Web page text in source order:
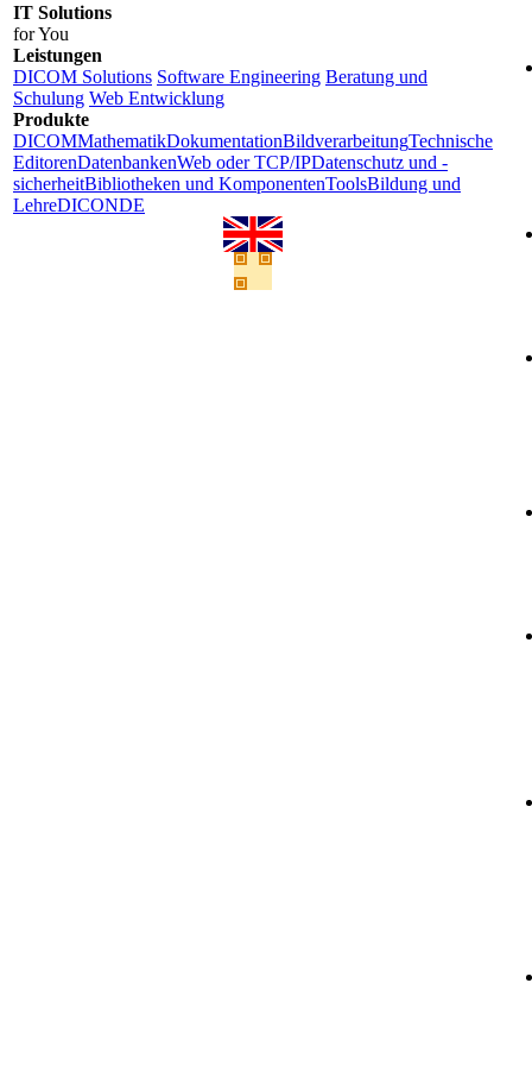
IT Solutions
for You
Leistungen
DICOM Solutions Software Engineering Beratung und
Schulung Web Entwicklung
Produkte
DICOMMathematikDokumentationBildverarbeitungTechnische
EditorenDatenbankenWeb oder TCP/IPDatenschutz und -
sicherheitBibliotheken und KomponentenToolsBildung und
LehreDICONDE